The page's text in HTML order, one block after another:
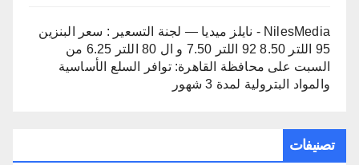
NilesMedia - نايلز ميديا — لجنة التسعير : سعر البنزين
95 اللتر 8.50 92 اللتر 7.50 و ال 80 اللتر 6.25 من
السبت على محافظة القاهرة: توافر السلع الأساسية
والمواد البترولية لمدة 3 شهور
تصنيفات